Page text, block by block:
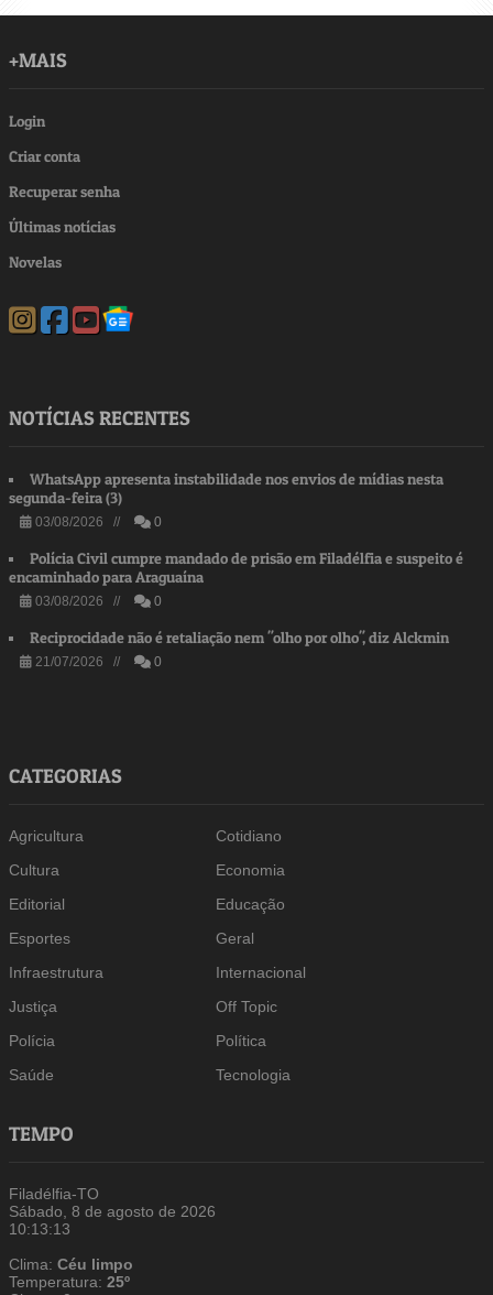
+MAIS
Login
Criar conta
Recuperar senha
Últimas notícias
Novelas
NOTÍCIAS RECENTES
WhatsApp apresenta instabilidade nos envios de mídias nesta
segunda-feira (3)
03/08/2026 // 0
Polícia Civil cumpre mandado de prisão em Filadélfia e suspeito é
encaminhado para Araguaína
03/08/2026 // 0
Reciprocidade não é retaliação nem "olho por olho", diz Alckmin
21/07/2026 // 0
CATEGORIAS
Agricultura
Cotidiano
Cultura
Economia
Editorial
Educação
Esportes
Geral
Infraestrutura
Internacional
Justiça
Off Topic
Polícia
Política
Saúde
Tecnologia
TEMPO
Filadélfia-TO
Sábado, 8 de agosto de 2026
10:13:14
Clima:Céu limpo
Temperatura:25º